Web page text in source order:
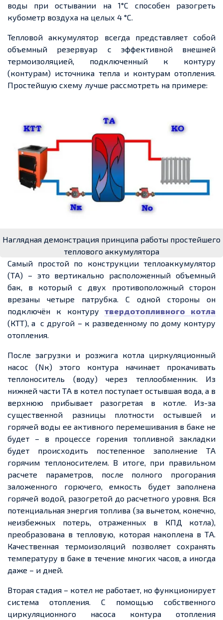
воды при остывании на 1°С способен разогреть
кубометр воздуха на целых 4 °С.
Тепловой аккумулятор всегда представляет собой
объемный резервуар с эффективной внешней
термоизоляцией, подключенный к контуру
(контурам) источника тепла и контурам отопления.
Простейшую схему лучше рассмотреть на примере:
Наглядная демонстрация принципа работы простейшего
теплового аккумулятора
Самый простой по конструкции теплоаккумулятор
(ТА) – это вертикально расположенный объемный
бак, в который с двух противоположный сторон
врезаны четыре патрубка. С одной стороны он
подключён к контурутвердотопливного котла
(КТТ), а с другой – к разведенному по дому контуру
отопления.
После загрузки и розжига котла циркуляционный
насос (Nк) этого контура начинает прокачивать
теплоноситель (воду) через теплообменник. Из
нижней части ТА в котел поступает остывшая вода, а в
верхнюю прибывает разогретая в котле. Из-за
существенной разницы плотности остывшей и
горячей воды ее активного перемешивания в баке не
будет – в процессе горения топливной закладки
будет происходить постепенное заполнение ТА
горячим теплоносителем. В итоге, при правильном
расчете параметров, после полного прогорания
заложенного горючего, емкость будет заполнена
горячей водой, разогретой до расчетного уровня. Вся
потенциальная энергия топлива (за вычетом, конечно,
неизбежных потерь, отраженных в КПД котла),
преобразована в тепловую, которая накоплена в ТА.
Качественная термоизоляций позволяет сохранять
температуру в баке в течение многих часов, а иногда
даже – и дней.
Вторая стадия – котел не работает, но функционирует
система отопления. С помощью собственного
циркуляционного насоса контура отопления